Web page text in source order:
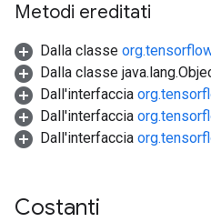
Metodi ereditati
Dalla classe
Dalla classe
Dall'interfaccia
Dall'interfaccia
Dall'interfaccia
Costanti